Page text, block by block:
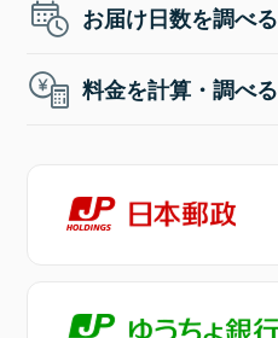
お届け日数を調べる
料金を計算・調べる